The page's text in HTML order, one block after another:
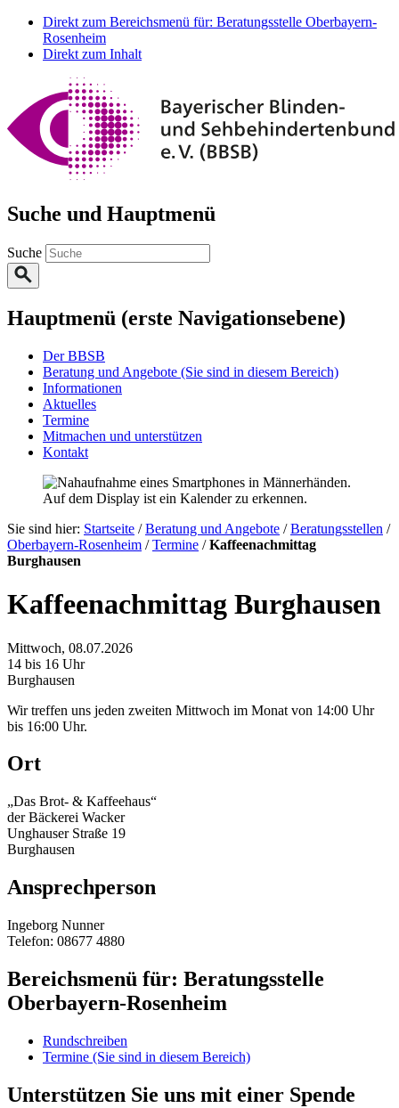
Direkt zum Bereichsmenü für: Beratungsstelle Oberbayern-
Rosenheim
Direkt zum Inhalt
Suche und Hauptmenü
Suche
Hauptmenü (erste Navigationsebene)
Der BBSB
Beratung und Angebote (Sie sind in diesem Bereich)
Informationen
Aktuelles
Termine
Mitmachen und unterstützen
Kontakt
Sie sind hier: Startseite /Beratung und Angebote /Beratungsstellen /
Oberbayern-Rosenheim /Termine /Kaffeenachmittag
Burghausen
Kaffeenachmittag Burghausen
Mittwoch, 08.07.2026
14 bis 16 Uhr
Burghausen
Wir treffen uns jeden zweiten Mittwoch im Monat von 14:00 Uhr
bis 16:00 Uhr.
Ort
„Das Brot- & Kaffeehaus“
der Bäckerei Wacker
Unghauser Straße 19
Burghausen
Ansprechperson
Ingeborg Nunner
Telefon: 08677 4880
Bereichsmenü für: Beratungsstelle
Oberbayern-Rosenheim
Rundschreiben
Termine (Sie sind in diesem Bereich)
Unterstützen Sie uns mit einer Spende